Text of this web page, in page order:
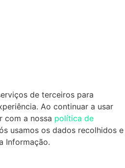
de terceiros para
Ao continuar a usar
com a nossa política de
usamos os dados recolhidos e
Informação.